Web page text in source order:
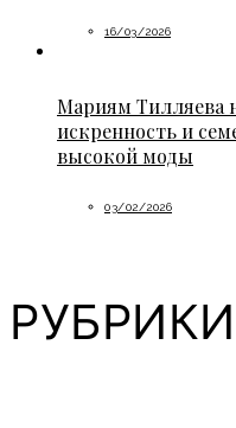
16/03/2026
Мариям Тилляева
искренность и
высокой моды
03/02/2026
РУБРИКИ